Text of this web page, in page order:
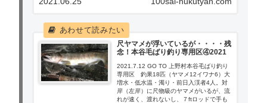
尺ヤマメが浮いているが・・・・残
念！本谷毛ばり釣り専用区④2021
2021.7.12 GO TO 上野村本谷毛ばり釣り
専用区 釣果18匹（ヤマメ12イワナ6）大
増水・低水温・濁り・前日入渓者4人。対
岸（左岸）に尺物級のヤマメがいるが、流
れが速く、渡れないし、７ftロッドで手も